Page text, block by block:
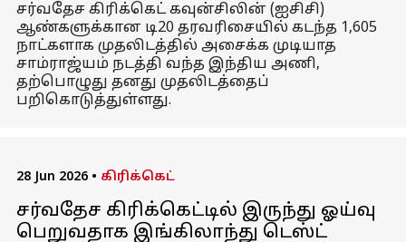
சர்வதேச கிரிக்கெட் கவுன்சிலின் (ஐசிசி)
ஆண்களுக்கான டி20 தரவரிசையில் கடந்த 1,605
நாட்களாக முதலிடத்தில் அசைக்க முடியாத
சாம்ராஜ்யம் நடத்தி வந்த இந்திய அணி,
தற்பொழுது தனது முதலிடத்தைப்
பறிகொடுத்துள்ளது.
28 Jun 2026 • கிரிக்கெட்
சர்வதேச கிரிக்கெட்டில் இருந்து ஓய்வு
பெறுவதாக இங்கிலாந்து டெஸ்ட்